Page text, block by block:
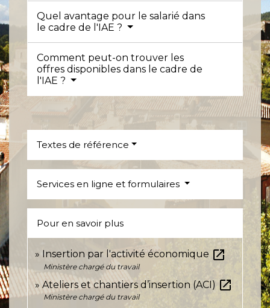
Quel avantage pour le salarié dans
le cadre de l'IAE ?
Comment peut-on trouver les
offres disponibles dans le cadre de
l'IAE ?
Textes de référence
Services en ligne et formulaires
Pour en savoir plus
Insertion par l'activité économique open_in_new
Ministère chargé du travail
Ateliers et chantiers d’insertion (ACI) open_in_new
Ministère chargé du travail